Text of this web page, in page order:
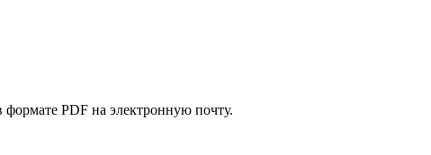
PDF на электронную почту.